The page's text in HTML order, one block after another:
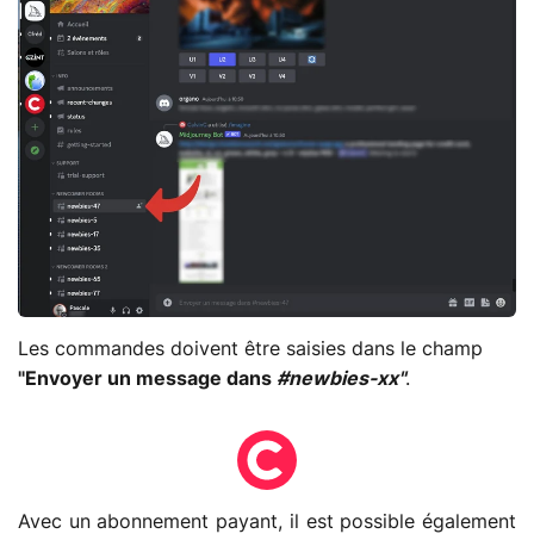
Les commandes doivent être saisies dans le champ
"Envoyer un message dans #newbies-xx".
Avec un abonnement payant, il est possible également